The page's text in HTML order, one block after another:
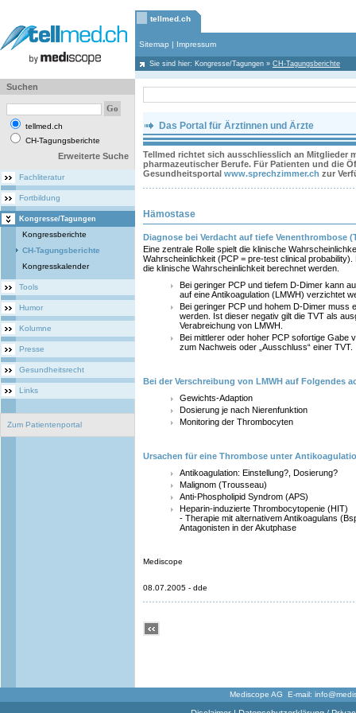
tellmed.ch
Sitemap | Impressum
Sie sind hier: Kongresse/Tagungen » CH-Tagungsberichte
Suchen
tellmed.ch
CH-Tagungsberichte
Erweiterte Suche
Fachliteratur
Fortbildung
Kongresse/Tagungen
Kongressberichte
CH-Tagungsberichte
Kongresskalender
Tools
Humor
Kolumne
Presse
Gesundheitsrecht
Links
Zum Patientenportal
Das Portal für Ärztinnen und Ärzte
Tellmed richtet sich ausschliesslich an Mitglieder
pharmazeutischer Berufe. Für Patienten und die
Gesundheitsportal www.sprechzimmer.ch zur
Hämostase
Diagnose bei Verdacht auf tiefe Venenthrombose
Eine zentrale Rolle spielt die klinische
Wahrscheinlichkeit (PCP = pre-test clinical
die klinische Wahrscheinlichkeit berechnet werden.
Bei geringer PCP und tiefem D-Dimer kann
auf eine Antikoagulation (LMWH) verzichtet
Bei geringer PCP und hohem D-Dimer muss
werden. Ist dieser negativ gilt die TVT als
Verabreichung von LMWH.
Bei mittlerer oder hoher PCP sofortige Gabe
zum Nachweis oder „Ausschluss“ einer TVT.
Bei der Verschreibung von LMWH auf Folgendes
Gewichts-Adaption
Dosierung je nach Nierenfunktion
Monitoring der Thrombocyten
Ursachen für eine Thrombose unter
Antikoagulation: Einstellung?, Dosierung?
Malignom (Trousseau)
Anti-Phospholipid Syndrom (APS)
Heparin-induzierte Thrombocytopenie (HIT)
- Therapie mit alternativem Antikoagulans
Antagonisten in der Akutphase
Mediscope
08.07.2005 - dde
Mediscope AG E-mail: